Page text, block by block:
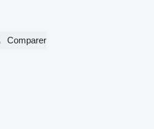
Comparer